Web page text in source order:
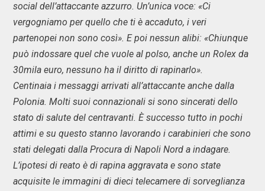
social dell’attaccante azzurro. Un’unica voce: «Ci
vergogniamo per quello che ti è accaduto, i veri
partenopei non sono così». E poi nessun alibi: «Chiunque
può indossare quel che vuole al polso, anche un Rolex da
30mila euro, nessuno ha il diritto di rapinarlo».
Centinaia i messaggi arrivati all’attaccante anche dalla
Polonia. Molti suoi connazionali si sono sincerati dello
stato di salute del centravanti. È successo tutto in pochi
attimi e su questo stanno lavorando i carabinieri che sono
stati delegati dalla Procura di Napoli Nord a indagare.
L’ipotesi di reato è di rapina aggravata e sono state
acquisite le immagini di dieci telecamere di sorveglianza